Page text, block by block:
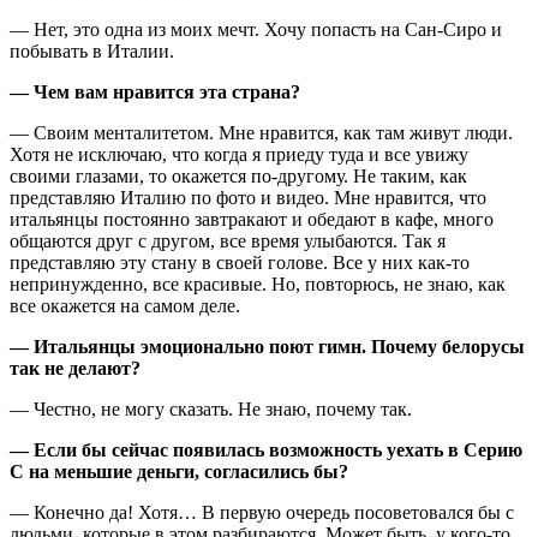
— Нет, это одна из моих мечт. Хочу попасть на Сан-Сиро и
побывать в Италии.
— Чем вам нравится эта страна?
— Своим менталитетом. Мне нравится, как там живут люди.
Хотя не исключаю, что когда я приеду туда и все увижу
своими глазами, то окажется по-другому. Не таким, как
представляю Италию по фото и видео. Мне нравится, что
итальянцы постоянно завтракают и обедают в кафе, много
общаются друг с другом, все время улыбаются. Так я
представляю эту стану в своей голове. Все у них как-то
непринужденно, все красивые. Но, повторюсь, не знаю, как
все окажется на самом деле.
— Итальянцы эмоционально поют гимн. Почему белорусы
так не делают?
— Честно, не могу сказать. Не знаю, почему так.
— Если бы сейчас появилась возможность уехать в Серию
С на меньшие деньги, согласились бы?
— Конечно да! Хотя… В первую очередь посоветовался бы с